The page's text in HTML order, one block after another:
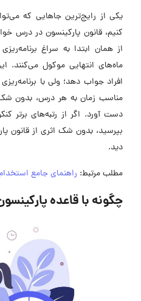
یکی از رایج‌ترین جاهایی که
کنیم، قانون پارکینسون در درس
از همان ابتدا به سراغ
ماه‌های انتهایی موکول می‌کنند.
افراد جواب دهد؛ ولی با
مناسب زمان به هر درس، بدون شک
دست آورد. اگر از رتبه‌های برتر
بپرسید، بدون شک اثری از قانون
دید.
مطلب مرتبط: راهنمای جامع
چگونه با قاعده